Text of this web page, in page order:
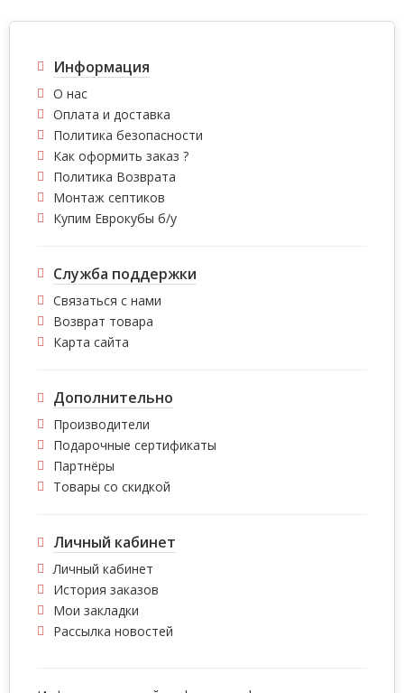
Информация
О нас
Оплата и доставка
Политика безопасности
Как оформить заказ ?
Политика Возврата
Монтаж септиков
Купим Еврокубы б/у
Служба поддержки
Связаться с нами
Возврат товара
Карта сайта
Дополнительно
Производители
Подарочные сертификаты
Партнёры
Товары со скидкой
Личный кабинет
Личный кабинет
История заказов
Мои закладки
Рассылка новостей